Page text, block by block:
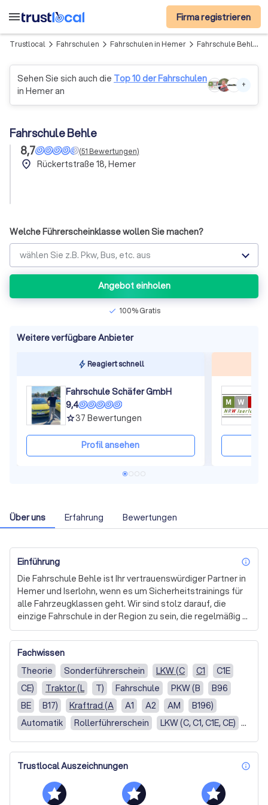
menu Firma registrieren
Trustlocal arrow_forward_ios Fahrschulen arrow_forward_ios Fahrschulen in Hemer arrow_forward_ios Fahrschule Behle
Sehen Sie sich auch die Top 10 der Fahrschulen
in Hemer an
+
Fahrschule Behle
8,7
(51Bewertungen)
place Rückertstraße 18, Hemer
Welche Führerscheinklasse wollen Sie machen?
wählen Sie z.B. Pkw, Bus, etc. aus
Angebot einholen
check 100% Gratis
Weitere verfügbare Anbieter
Reagiert schnell
Fahrschule Schäfer GmbH
9,4
grade37 Bewertungen
Profil ansehen
Über uns Erfahrung Bewertungen
Einführung
Die Fahrschule Behle ist Ihr vertrauenswürdiger Partner in
Hemer und Iserlohn, wenn es um Sicherheitstrainings für
alle Fahrzeugklassen geht. Wir sind stolz darauf, die
einzige Fahrschule in der Region zu sein, die regelmäßig
moderne Fahrsicherheitstrainings für jedermann
anbietet. Unser Hauptziel ist es, Ihnen beizubringen, wie
Sie sich in bremslichen Situationen auf der Straße
verhalten sollten.
Unsere Trainings werden von bestimmten
Autoversicherungen und der Berufsgenossenschaft
unterstützt, was ihre Qualität und Relevanz unterstreicht.
Wir sind bestrebt, Ihnen die besten und aktuellsten
Informationen zu bieten, um Ihre Fahrsicherheit zu
verbessern.
Unser Angebot ist flexibel und an Ihre individuellen
Bedürfnisse anpassbar. Wir sind stets bereit, unser
Fachwissen
Theorie
Sonderführerschein LKW (C C1
C1E
CE)
Traktor (L T) Fahrschule PKW (B
B96
BE
B17) Kraftrad (A A1 A2 AM
B196)
Automatik
Rollerführerschein
LKW (C, C1, C1E, CE)
PKW (B, B96, B196, BE, B17)
Kraftrad (A, A1, A2)
Handschaltung
Roller (AM)
Trustlocal Auszeichnungen